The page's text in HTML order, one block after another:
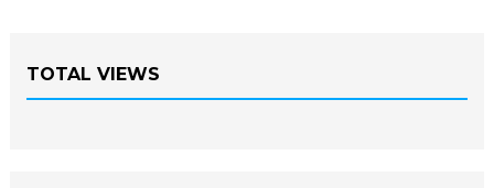
TOTAL VIEWS